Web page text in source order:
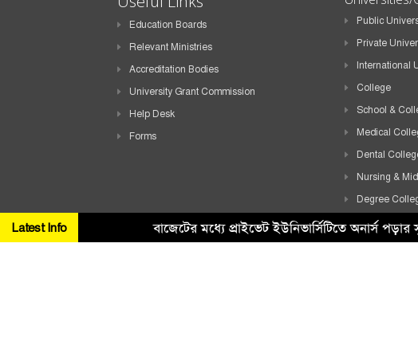
Latest Info বাজেটের মধ্যে প্রাইভেট ইউনিভার্সিটিতে অনার্স
Education Boards
Relevant Ministries
Accreditation Bodies
University Grant Commission
Help Desk
Forms
Public
Private
International
College
School &
Medical
Dental
Nursing &
Degree
HSC College
School